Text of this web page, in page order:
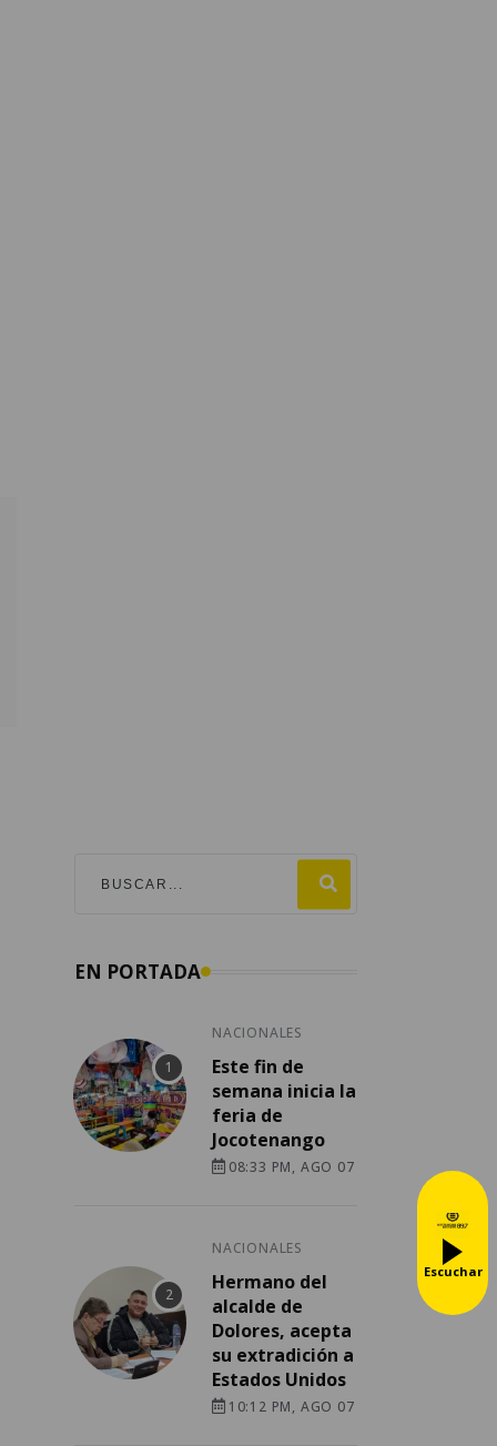
EN PORTADA
NACIONALES
Este fin de
semana inicia la
feria de
Jocotenango
08:33 PM, AGO 07
NACIONALES
Hermano del
alcalde de
Dolores, acepta
su extradición a
Estados Unidos
10:12 PM, AGO 07
Escuchar